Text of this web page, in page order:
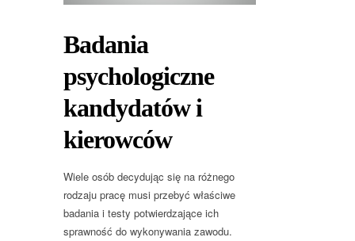
Badania
psychologiczne
kandydatów i
kierowców
Wiele osób decydując się na różnego
rodzaju pracę musi przebyć właściwe
badania i testy potwierdzające ich
sprawność do wykonywania zawodu.